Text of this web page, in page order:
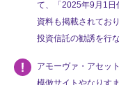
て、「2025年9月1日
資料も掲載されてお
投資信託の勧誘を行
アモーヴァ・アセッ
模倣サイトやなりす